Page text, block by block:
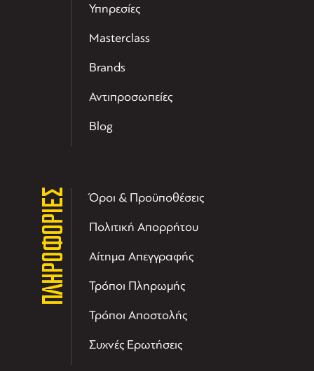
Υπηρεσίες
Masterclass
Brands
Αντιπροσωπείες
Blog
ΠΛΗΡΟΦΟΡΙΕΣ Όροι & Προϋποθέσεις
Πολιτική Απορρήτου
Αίτημα Απεγγραφής
Τρόποι Πληρωμής
Τρόποι Αποστολής
Συχνές Ερωτήσεις